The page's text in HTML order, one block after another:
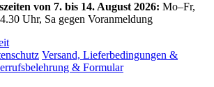
von 7. bis 14. August 2026: Mo–Fr,
Uhr, Sa gegen Voranmeldung
Versand, Lieferbedingungen &
& Formular